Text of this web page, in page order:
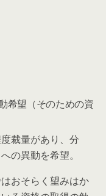
希望（そのための資
裁量があり、分
の異動を希望。
おそらく望みはか